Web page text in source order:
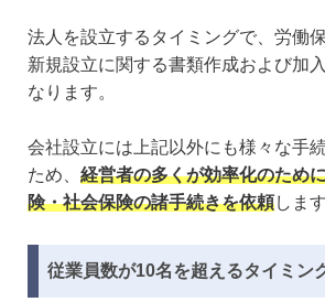
法人を設立するタイミングで、労働
新規設立に関する書類作成および加
なります。
会社設立には上記以外にも様々な手
ため、 経営者の多くが効率化のため
険・社会保険の諸手続きを依頼します
従業員数が10名を超えるタイミン